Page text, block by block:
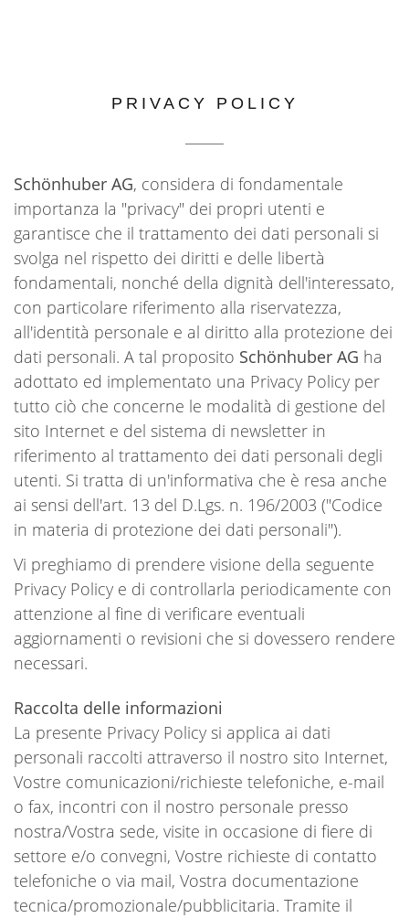
PRIVACY POLICY
Schönhuber AG, considera di fondamentale
importanza la "privacy" dei propri utenti e
garantisce che il trattamento dei dati personali si
svolga nel rispetto dei diritti e delle libertà
fondamentali, nonché della dignità dell'interessato,
con particolare riferimento alla riservatezza,
all'identità personale e al diritto alla protezione dei
dati personali. A tal proposito Schönhuber AG ha
adottato ed implementato una Privacy Policy per
tutto ciò che concerne le modalità di gestione del
sito Internet e del sistema di newsletter in
riferimento al trattamento dei dati personali degli
utenti. Si tratta di un'informativa che è resa anche
ai sensi dell'art. 13 del D.Lgs. n. 196/2003 ("Codice
in materia di protezione dei dati personali").
Vi preghiamo di prendere visione della seguente
Privacy Policy e di controllarla periodicamente con
attenzione al fine di verificare eventuali
aggiornamenti o revisioni che si dovessero rendere
necessari.
Raccolta delle informazioni
La presente Privacy Policy si applica ai dati
personali raccolti attraverso il nostro sito Internet,
Vostre comunicazioni/richieste telefoniche, e-mail
o fax, incontri con il nostro personale presso
nostra/Vostra sede, visite in occasione di fiere di
settore e/o convegni, Vostre richieste di contatto
telefoniche o via mail, Vostra documentazione
tecnica/promozionale/pubblicitaria. Tramite il